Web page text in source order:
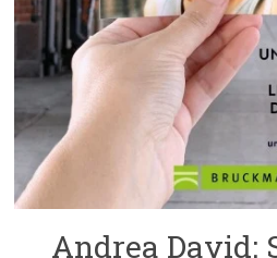
Andrea David: